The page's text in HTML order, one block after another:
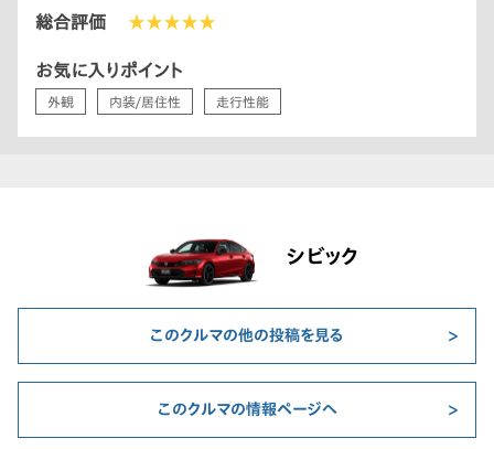
総合評価 ★★★★★
お気に入りポイント
外観 内装/居住性 走行性能
シビック
このクルマの他の投稿を見る
このクルマの情報ページへ